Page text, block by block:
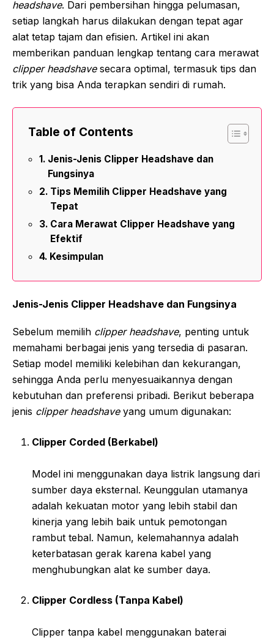
headshave. Dari pembersihan hingga pelumasan,
setiap langkah harus dilakukan dengan tepat agar
alat tetap tajam dan efisien. Artikel ini akan
memberikan panduan lengkap tentang cara merawat
clipper headshavesecara optimal, termasuk tips dan
trik yang bisa Anda terapkan sendiri di rumah.
Table of Contents
Jenis-Jenis Clipper Headshave dan
Fungsinya
Tips Memilih Clipper Headshave yang
Tepat
Cara Merawat Clipper Headshave yang
Efektif
Kesimpulan
Jenis-Jenis Clipper Headshave dan Fungsinya
Sebelum memilih clipper headshave, penting untuk
memahami berbagai jenis yang tersedia di pasaran.
Setiap model memiliki kelebihan dan kekurangan,
sehingga Anda perlu menyesuaikannya dengan
kebutuhan dan preferensi pribadi. Berikut beberapa
jenis clipper headshaveyang umum digunakan:
Clipper Corded (Berkabel)
Model ini menggunakan daya listrik langsung dari
sumber daya eksternal. Keunggulan utamanya
adalah kekuatan motor yang lebih stabil dan
kinerja yang lebih baik untuk pemotongan
rambut tebal. Namun, kelemahannya adalah
keterbatasan gerak karena kabel yang
menghubungkan alat ke sumber daya.
Clipper Cordless (Tanpa Kabel)
Clipper tanpa kabel menggunakan baterai